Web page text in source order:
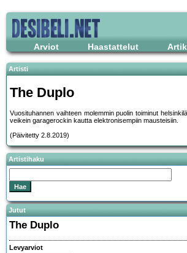
Arviot Haastattelut
Artisti
The Duplo
Vuosituhannen vaihteen molemmin puolin toiminut
veikein garagerockin kautta elektronisempiin mausteisiin.
(Päivitetty 2.8.2019)
Artistihaku
Jutut
The Duplo
Levyarviot